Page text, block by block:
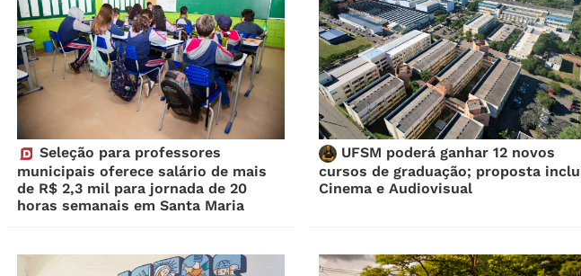
Seleção para professores
municipais oferece salário de mais
de R$ 2,3 mil para jornada de 20
horas semanais em Santa Maria
UFSM poderá ganhar 12 novos
cursos de graduação; proposta
Cinema e Audiovisual